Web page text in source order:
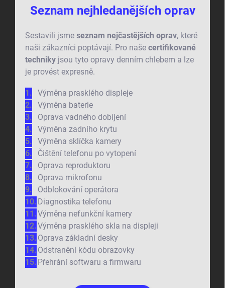
Seznam nejhledanějších oprav
Sestavili jsme seznam nejčastějších oprav, které
naši zákazníci poptávají. Pro naše certifikované
techniky jsou tyto opravy denním chlebem a lze
je provést expresně.
Výměna prasklého displeje
Výměna baterie
Oprava vadného dobíjení
Výměna zadního krytu
Výměna sklíčka kamery
Čištění telefonu po vytopení
Oprava reproduktoru
Oprava mikrofonu
Odblokování operátora
Diagnostika telefonu
Výměna nefunkční kamery
Výměna prasklého skla na displeji
Oprava základní desky
Odstranění kódu obrazovky
Přehrání softwaru a firmwaru